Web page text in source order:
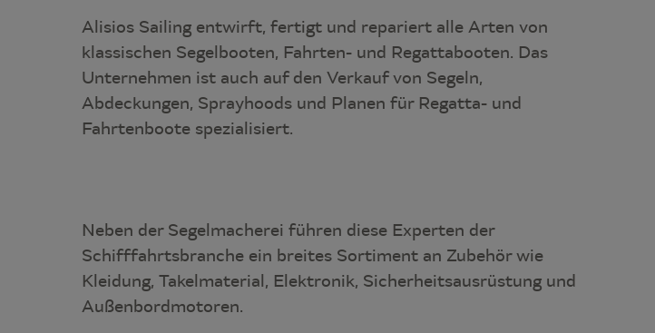
Alisios Sailing entwirft, fertigt und repariert alle Arten von
klassischen Segelbooten, Fahrten- und Regattabooten. Das
Unternehmen ist auch auf den Verkauf von Segeln,
Abdeckungen, Sprayhoods und Planen für Regatta- und
Fahrtenboote spezialisiert.
Neben der Segelmacherei führen diese Experten der
Schifffahrtsbranche ein breites Sortiment an Zubehör wie
Kleidung, Takelmaterial, Elektronik, Sicherheitsausrüstung und
Außenbordmotoren.